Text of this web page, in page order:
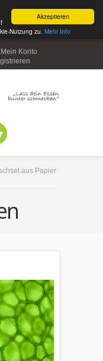
Akzeptieren
Nutzung zu. Mehr Info
Mein Konto
aus Papier